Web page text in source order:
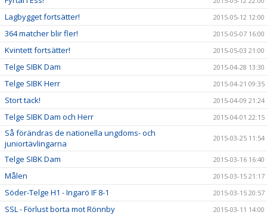
Lagbygget fortsätter! 2015-05-12 12:00
364 matcher blir fler! 2015-05-07 16:00
Kvintett fortsätter! 2015-05-03 21:00
Telge SIBK Dam 2015-04-28 13:30
Telge SIBK Herr 2015-04-21 09:35
Stort tack! 2015-04-09 21:24
Telge SIBK Dam och Herr 2015-04-01 22:15
Så förändras de nationella ungdoms- och
juniortävlingarna
2015-03-25 11:54
Telge SIBK Dam 2015-03-16 16:40
Målen 2015-03-15 21:17
Söder-Telge H1 - Ingarö IF 8-1 2015-03-15 20:57
SSL - Förlust borta mot Rönnby 2015-03-11 14:00